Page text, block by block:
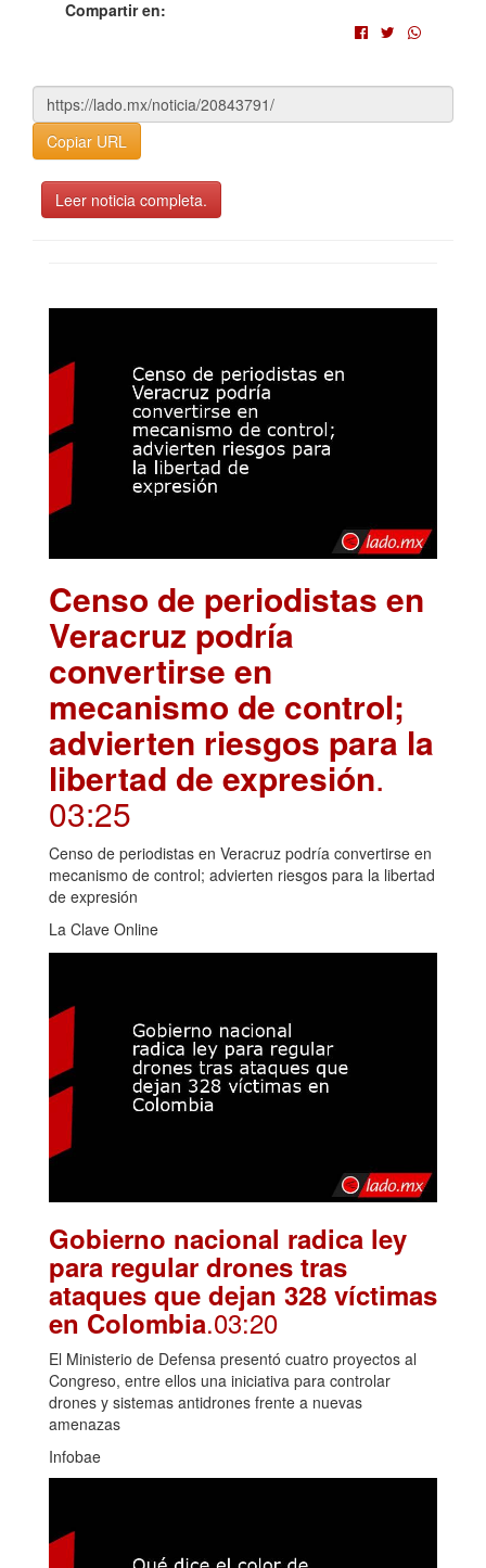
Compartir en:
Copiar URL
Leer noticia completa.
Censo de periodistas en
Veracruz podría
convertirse en
mecanismo de control;
advierten riesgos para la
libertad de expresión.
03:25
Censo de periodistas en Veracruz podría convertirse en
mecanismo de control; advierten riesgos para la libertad
de expresión
La Clave Online
Gobierno nacional radica ley
para regular drones tras
ataques que dejan 328 víctimas
en Colombia.03:20
El Ministerio de Defensa presentó cuatro proyectos al
Congreso, entre ellos una iniciativa para controlar
drones y sistemas antidrones frente a nuevas
amenazas
Infobae